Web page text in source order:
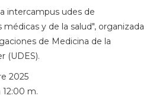
intercampus udes de
y de la salud", organizada
de Medicina de la
(UDES).
2025
m.